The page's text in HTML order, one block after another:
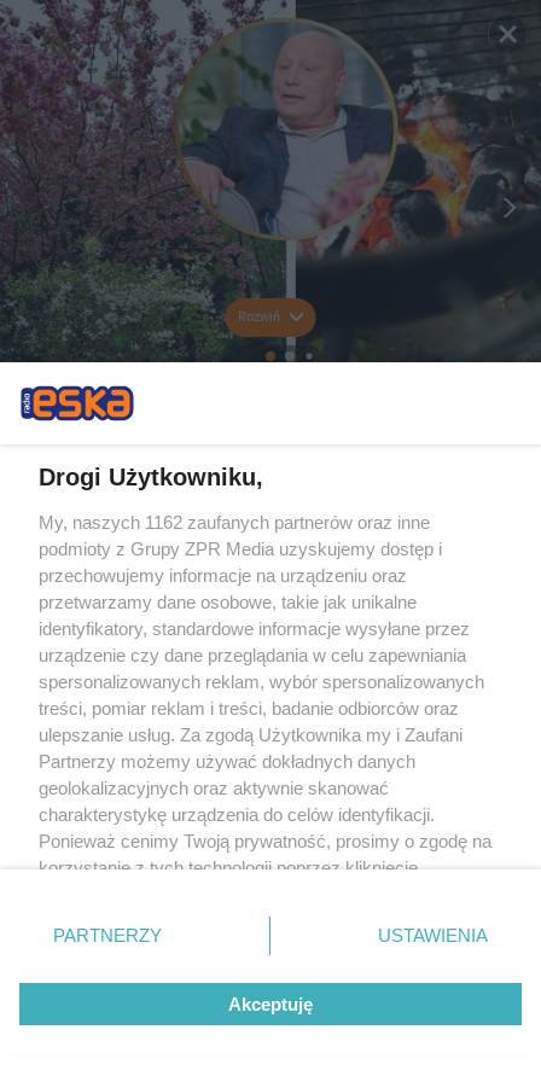
Rozwiń
Drogi Użytkowniku,
My, naszych 1162 zaufanych partnerów oraz inne
podmioty z Grupy ZPR Media uzyskujemy dostęp i
przechowujemy informacje na urządzeniu oraz
przetwarzamy dane osobowe, takie jak unikalne
identyfikatory, standardowe informacje wysyłane przez
urządzenie czy dane przeglądania w celu zapewniania
spersonalizowanych reklam, wybór spersonalizowanych
treści, pomiar reklam i treści, badanie odbiorców oraz
ulepszanie usług. Za zgodą Użytkownika my i Zaufani
Partnerzy możemy używać dokładnych danych
geolokalizacyjnych oraz aktywnie skanować
charakterystykę urządzenia do celów identyfikacji.
Ponieważ cenimy Twoją prywatność, prosimy o zgodę na
korzystanie z tych technologii poprzez kliknięcie
zmienić/wycofać klikając przycisk ustawień prywatności
znajdujący się w lewym dolnym rogu strony
rodzaje przetwarzania danych nie wymagają zgody
użytkownika, ale masz prawo sprzeciwić się takiemu
przetwarzaniu. Preferencje będą miały zastosowanie tylko
PARTNERZY USTAWIENIA
Akceptuję